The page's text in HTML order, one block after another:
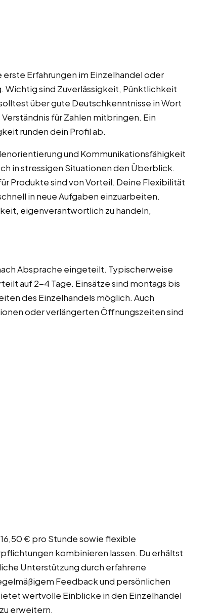
Erfahrungen im Einzelhandel oder
Wichtig sind Zuverlässigkeit, Pünktlichkeit
über gute Deutschkenntnisse in Wort
für Zahlen mitbringen. Ein
runden dein Profil ab.
und Kommunikationsfähigkeit
in stressigen Situationen den Überblick.
Produkte sind von Vorteil. Deine Flexibilität
in neue Aufgaben einzuarbeiten.
eigenverantwortlich zu handeln,
Absprache eingeteilt. Typischerweise
auf 2-4 Tage. Einsätze sind montags bis
des Einzelhandels möglich. Auch
oder verlängerten Öffnungszeiten sind
€ pro Stunde sowie flexible
kombinieren lassen. Du erhältst
Unterstützung durch erfahrene
Feedback und persönlichen
wertvolle Einblicke in den Einzelhandel
erweitern.